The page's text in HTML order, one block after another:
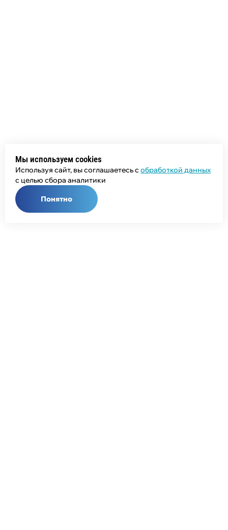
Мы используем cookies
Используя сайт, вы соглашаетесь с обработкой данных
с целью сбора аналитики
Понятно